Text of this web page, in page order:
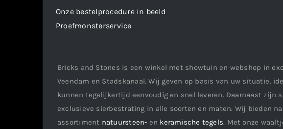
Onze bestelprocedure in beeld
Proefmonsterservice
Bricks and Stones is een winkel met showtuin en webshop in
Veendam en Stadskanaal. Wij geven op basis van uw situatie,
kunnen tegelijkertijd eenvoudig en snel leveren. Daarnaast
exclusieve sierbestrating in alle soorten en maten. Wij bieden
assortiment natuursteen- en keramische tegels. Met onze